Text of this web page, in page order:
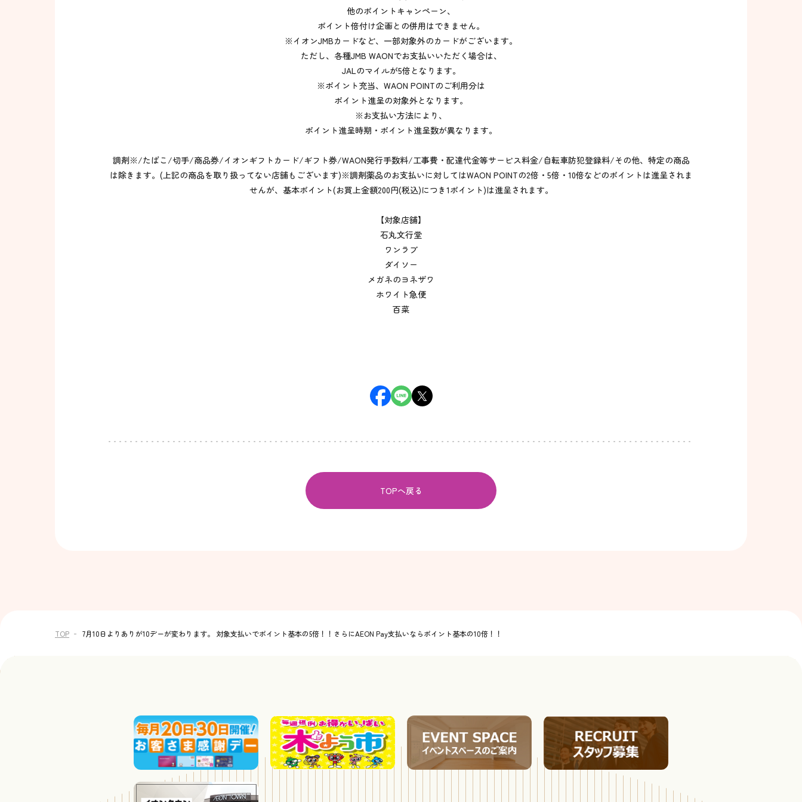
他のポイントキャンペーン、
ポイント倍付け企画との併用はできません。
※イオンJMBカードなど、一部対象外のカードがございます。
ただし、各種JMB WAONでお支払いいただく場合は、
JALのマイルが5倍となります。
※ポイント充当、WAON POINTのご利用分は
ポイント進呈の対象外となります。
※お支払い方法により、
ポイント進呈時期・ポイント進呈数が異なります。
調剤※/たばこ/切手/商品券/イオンギフトカード/ギフト券/WAON発行手数料/工事費・配達代金等サービス料金/自転車防犯登録料/その他、特定の商品
は除きます。(上記の商品を取り扱ってない店舗もございます)※調剤薬品のお支払いに対してはWAON POINTの2倍・5倍・10倍などのポイントは進呈されま
せんが、基本ポイント(お買上金額200円(税込)につき1ポイント)は進呈されます。
【対象店舗】
石丸文行堂
ワンラブ
ダイソー
メガネのヨネザワ
ホワイト急便
百菜
TOPへ戻る
TOP 7月10日よりありが10デーが変わります。 対象支払いでポイント基本の5倍！！さらにAEON Pay支払いならポイント基本の10倍！！